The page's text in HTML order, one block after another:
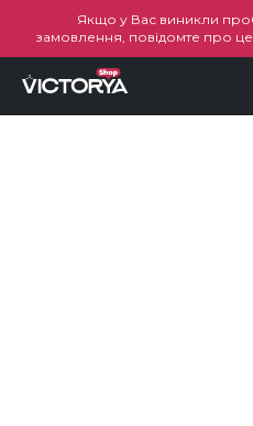
Якщо у Вас виникли
замовлення, повідомте про